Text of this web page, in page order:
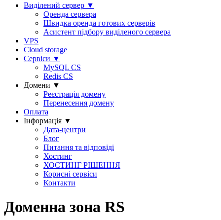
Виділений сервер ▼
Оренда сервера
Швидка оренда готових серверів
Асистент підбору виділеного сервера
VPS
Cloud storage
Сервіси ▼
MySQL CS
Redis CS
Домени ▼
Реєстрація домену
Перенесення домену
Оплата
Інформація ▼
Дата-центри
Блог
Питання та відповіді
Хостинг
ХОСТИНГ РІШЕННЯ
Корисні сервіси
Контакти
Доменна зона RS